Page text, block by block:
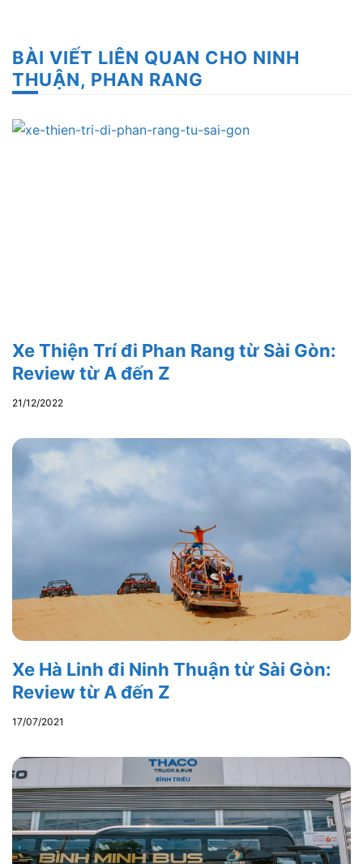
BÀI VIẾT LIÊN QUAN CHO NINH
THUẬN, PHAN RANG
Xe Thiện Trí đi Phan Rang từ Sài Gòn:
Review từ A đến Z
21/12/2022
Xe Hà Linh đi Ninh Thuận từ Sài Gòn:
Review từ A đến Z
17/07/2021